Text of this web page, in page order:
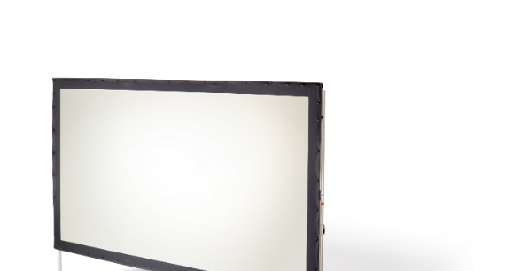
winkelmandje is leeg
informatie:
volume: Totaal gewicht: